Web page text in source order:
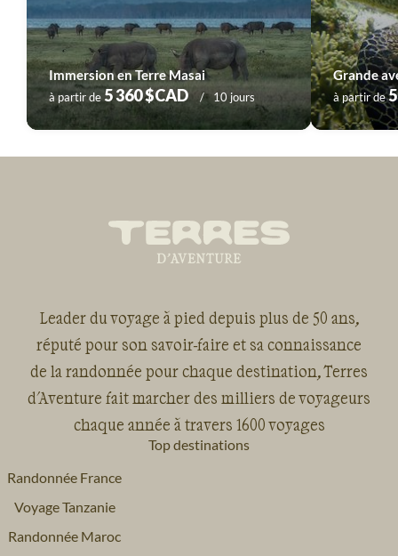
Immersion en Terre Masai
à partir de 5 360 $CAD 10 jours
Grande
à partir de
Leader du voyage à pied depuis plus de 50 ans,
réputé pour son savoir-faire et sa connaissance
de la randonnée pour chaque destination, Terres
d'Aventure fait marcher des milliers de voyageurs
chaque année à travers 1600 voyages
Top destinations
Randonnée France
Voyage Tanzanie
Randonnée Maroc